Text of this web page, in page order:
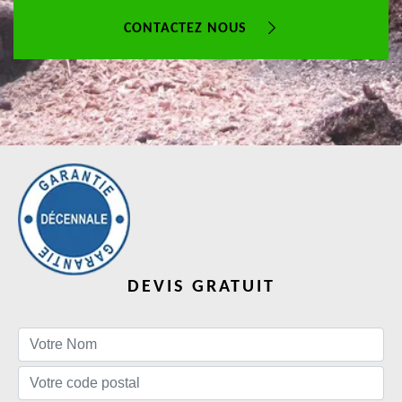
CONTACTEZ NOUS
DEVIS GRATUIT